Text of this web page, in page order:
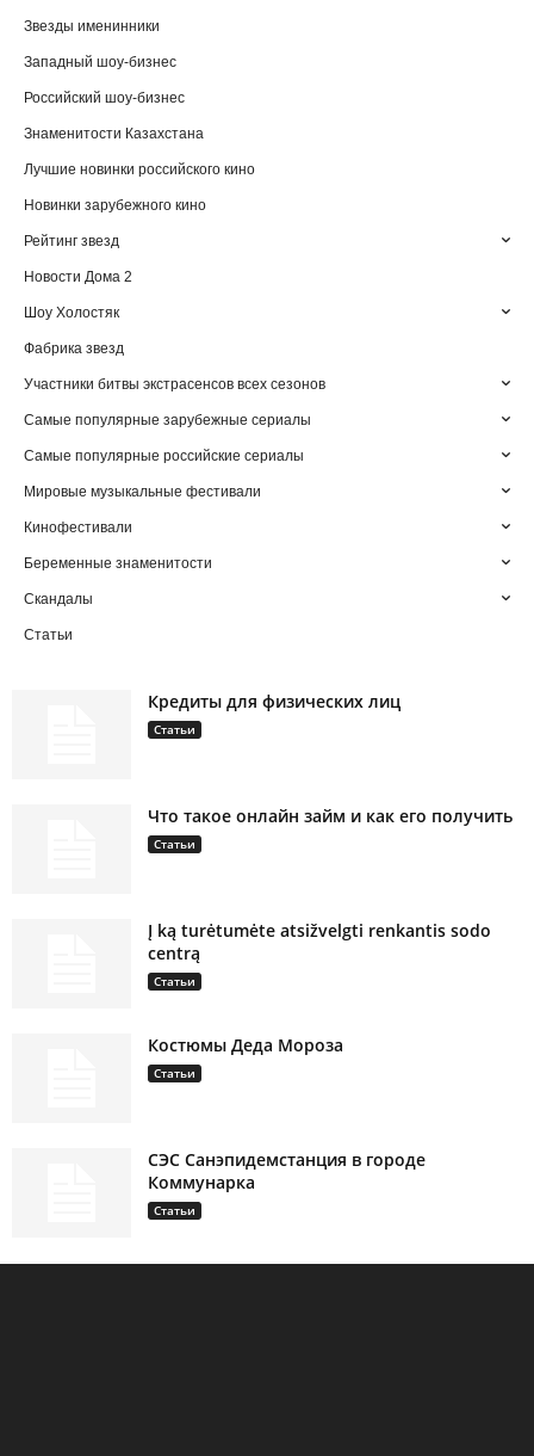
Звезды именинники
Западный шоу-бизнес
Российский шоу-бизнес
Знаменитости Казахстана
Лучшие новинки российского кино
Новинки зарубежного кино
Рейтинг звезд
Новости Дома 2
Шоу Холостяк
Фабрика звезд
Участники битвы экстрасенсов всех сезонов
Самые популярные зарубежные сериалы
Самые популярные российские сериалы
Мировые музыкальные фестивали
Кинофестивали
Беременные знаменитости
Скандалы
Статьи
Кредиты для физических лиц
Статьи
Что такое онлайн займ и как его получить
Статьи
Į ką turėtumėte atsižvelgti renkantis sodo
centrą
Статьи
Костюмы Деда Мороза
Статьи
СЭС Санэпидемстанция в городе
Коммунарка
Статьи